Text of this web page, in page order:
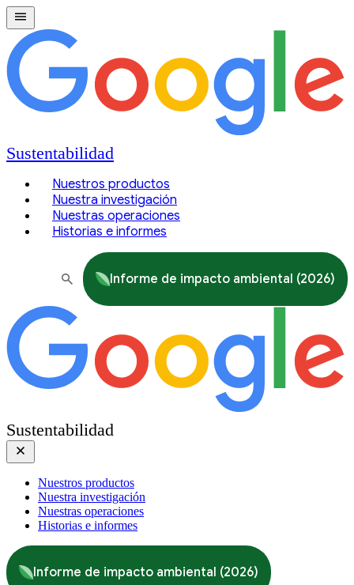
Sustentabilidad
Nuestros productos
Nuestra investigación
Nuestras operaciones
Historias e informes
Informe de impacto ambiental (2026)
Sustentabilidad
Nuestros productos
Nuestra investigación
Nuestras operaciones
Historias e informes
Informe de impacto ambiental (2026)